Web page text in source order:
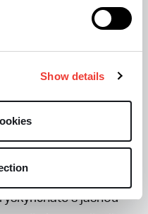
Show details
na konopné scéně v
s jasnou